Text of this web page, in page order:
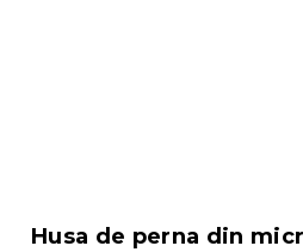
Husa de perna din